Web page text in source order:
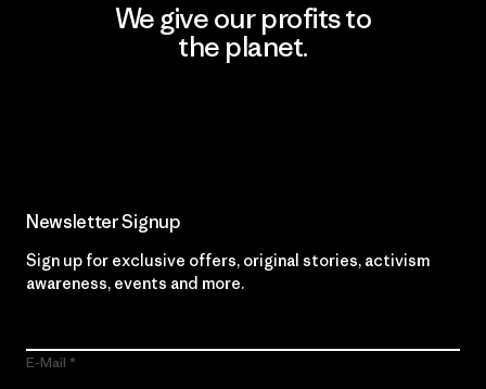
We give our profits to
the planet.
Newsletter Signup
Sign up for exclusive offers, original stories, activism
awareness, events and more.
E-Mail